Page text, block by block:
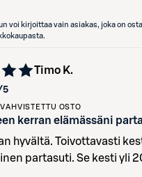
voi kirjoittaa vain asiakas, joka on
Timo K.
VAHVISTETTU OSTO
kerran elämässäni
hyvältä. Toivottavasti
partasuti. Se kesti yli